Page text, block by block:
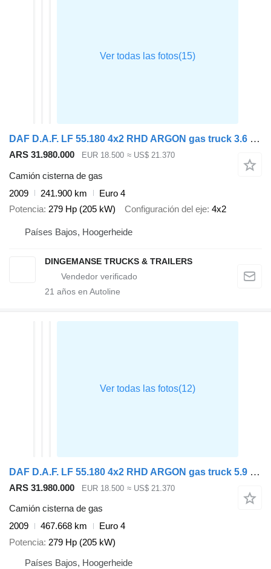
DAF D.A.F. LF 55.180 4x2 RHD ARGON gas truck 3.6 m3
ARS 31.980.000 EUR 18.500 ≈ US$ 21.370
Camión cisterna de gas
2009
241.900 km
Euro 4
Potencia 279 Hp (205 kW) Configuración del eje 4x2
Países Bajos, Hoogerheide
DINGEMANSE TRUCKS & TRAILERS
21 años en Autoline
DAF D.A.F. LF 55.180 4x2 RHD ARGON gas truck 5.9 m3
ARS 31.980.000 EUR 18.500 ≈ US$ 21.370
Camión cisterna de gas
2009
467.668 km
Euro 4
Potencia 279 Hp (205 kW)
Países Bajos, Hoogerheide